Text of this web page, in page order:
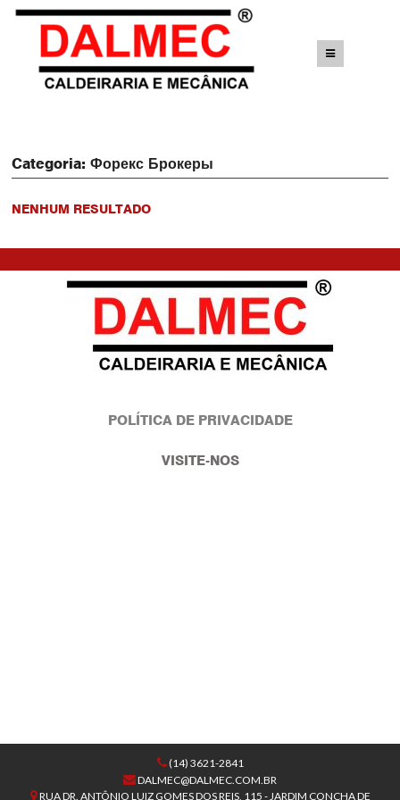
Categoria:Форекс Брокеры
NENHUM RESULTADO
POLÍTICA DE PRIVACIDADE
VISITE-NOS
(14) 3621-2841
DALMEC@DALMEC.COM.BR
RUA DR. ANTÔNIO LUIZ GOMES DOS REIS, 115 - JARDIM CONCHA DE